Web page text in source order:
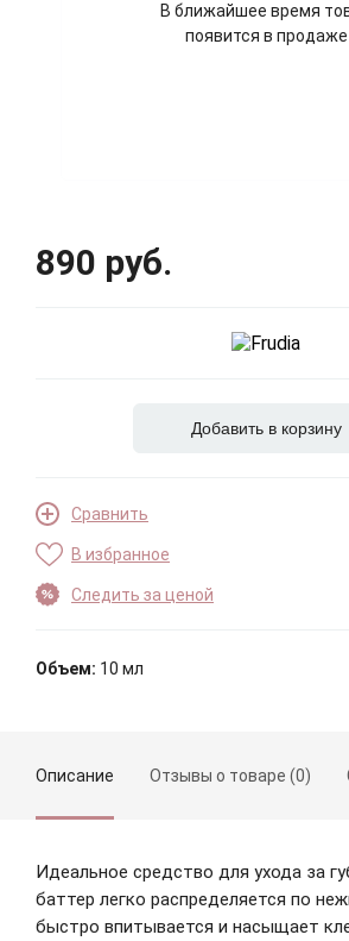
В ближайшее время
появится в продаже
890 руб.
Добавить в корзину
Сравнить
В избранное
Следить за ценой
Объем: 10 мл
Описание Отзывы о товаре (0)
Идеальное средство для ухода за
баттер легко распределяется по
быстро впитывается и насыщает